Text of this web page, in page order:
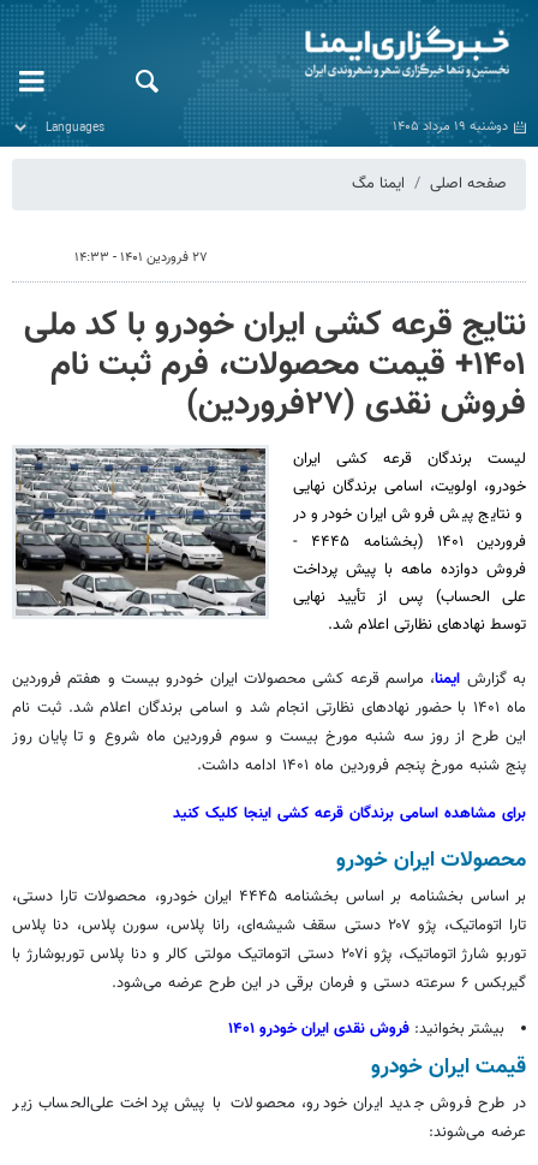
دوشنبه ۱۹ مرداد ۱۴۰۵
صفحه اصلی ایمنا مگ
۲۷ فروردین ۱۴۰۱ - ۱۴:۳۳
نتایج قرعه کشی ایران خودرو با کد ملی
۱۴۰۱+ قیمت محصولات، فرم ثبت نام
فروش نقدی (۲۷فروردین)
لیست برندگان قرعه کشی ایران
خودرو، اولویت، اسامی برندگان نهایی
و نتایج پیش فروش ایران خودرو در
فروردین ۱۴۰۱ (بخشنامه ۴۴۴۵ -
فروش دوازده ماهه با پیش پرداخت
علی الحساب) پس از تأیید نهایی
توسط نهادهای نظارتی اعلام شد.
به گزارش ایمنا، مراسم قرعه کشی محصولات ایران خودرو بیست و هفتم فروردین
ماه ۱۴۰۱ با حضور نهادهای نظارتی انجام شد و اسامی برندگان اعلام شد.
ثبت نام
این طرح از روز سه شنبه مورخ بیست و سوم فروردین ماهشروع و تا پایان روز
پنج شنبه مورخ پنجم فروردین ماه ۱۴۰۱ ادامه داشت.
برای مشاهده اسامی برندگان قرعه کشی اینجا کلیک کنید
محصولات ایران خودرو
بر اساس بخشنامه بر اساس
بخشنامه ۴۴۴۵ ایران خودرو، محصولات تارا دستی،
تارا اتوماتیک، پژو ۲۰۷ دستی سقف شیشه‌ای، رانا پلاس، سورن پلاس، دنا پلاس
توربو شارژ اتوماتیک، پژو ۲۰۷i دستی اتوماتیک مولتی
کالرو دنا پلاس توربوشارژ با
گیربکس ۶ سرعته دستی و فرمان
برقی در این طرح عرضه می‌شود.
بیشتر بخوانید: فروش نقدی ایران خودرو ۱۴۰۱
قیمت ایران خودرو
در طرح فروش جدید ایران خودرو، محصولات با پیش پرداخت علی‌الحساب زیر
عرضه می‌شوند: